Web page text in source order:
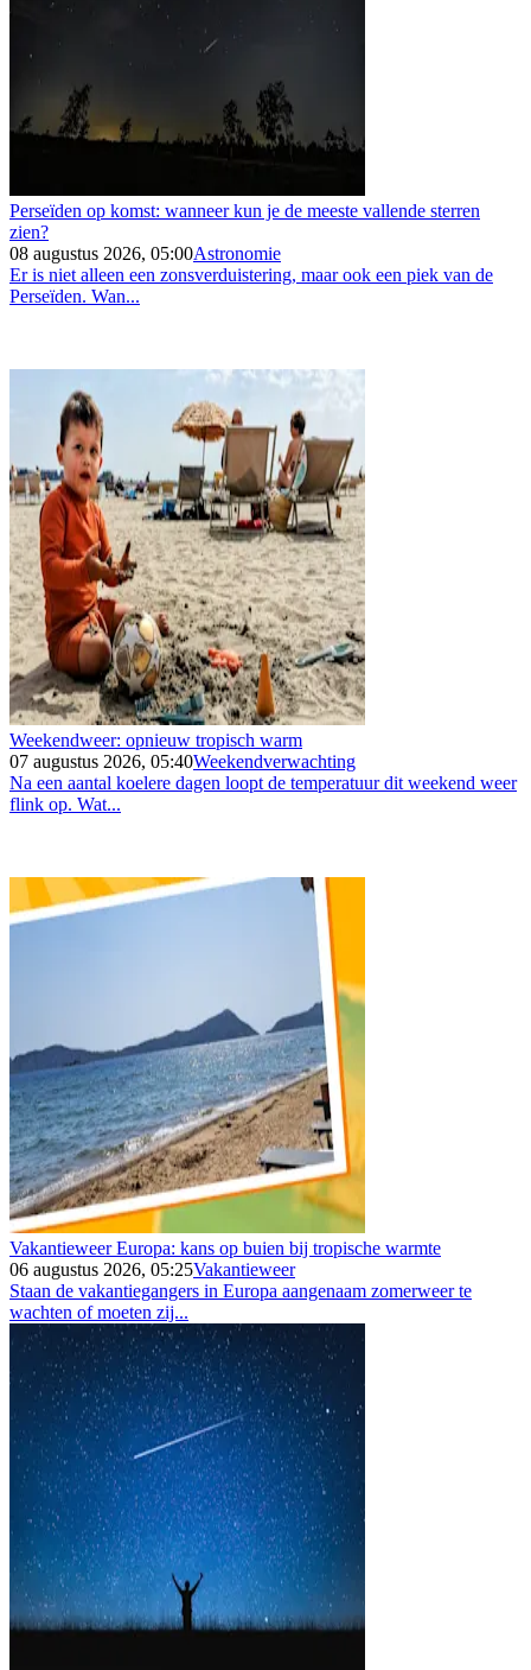
Perseïden op komst: wanneer kun je de meeste vallende sterren
zien?
08 augustus 2026, 05:00Astronomie
Er is niet alleen een zonsverduistering, maar ook een piek van de
Perseïden. Wan...
Weekendweer: opnieuw tropisch warm
07 augustus 2026, 05:40Weekendverwachting
Na een aantal koelere dagen loopt de temperatuur dit weekend weer
flink op. Wat...
Vakantieweer Europa: kans op buien bij tropische warmte
06 augustus 2026, 05:25Vakantieweer
Staan de vakantiegangers in Europa aangenaam zomerweer te
wachten of moeten zij...